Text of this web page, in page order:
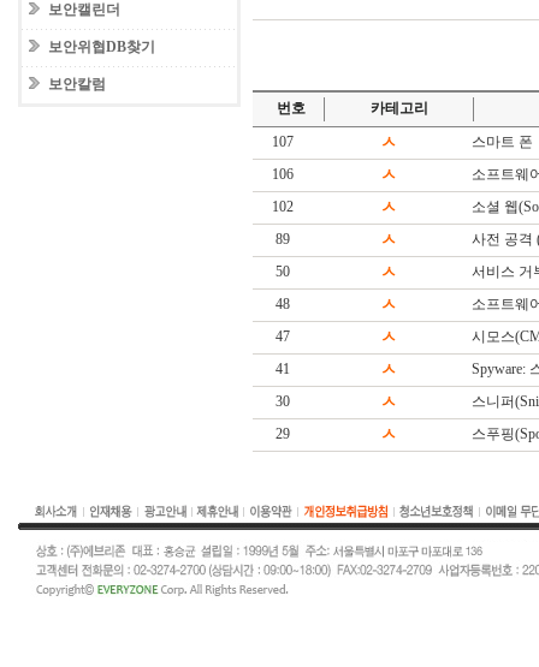
보안캘린더
보안위협DB찾기
보안칼럼
번호
카테고리
107
ㅅ
스마트 폰
106
ㅅ
소프트웨
102
ㅅ
소셜 웹
89
ㅅ
사전 공격
50
ㅅ
서비스 거
48
ㅅ
소프트웨
47
ㅅ
시모스
41
ㅅ
Spyware:
30
ㅅ
스니퍼
29
ㅅ 스푸핑